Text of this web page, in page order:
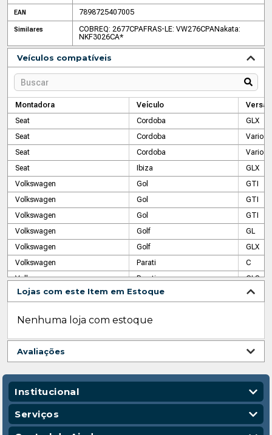
EAN 7898725407005
Similares COBREQ: 2677CPAFRAS-LE: VW276CPANakata:
NKF3026CA*
Veículos compatíveis
Montadora Veículo
Versão
Seat
Cordoba
GLX
Seat
Cordoba
Vario
Seat
Cordoba
Vario
Seat
Ibiza
GLX
Volkswagen
Gol
GTI
Volkswagen
Gol
GTI
Volkswagen
Gol
GTI
Volkswagen
Golf
GL
Volkswagen
Golf
GLX
Volkswagen
Parati
C
Volkswagen
Parati
GLS
Volkswagen
Parati
GLS
Volkswagen
Passat
Volkswagen
Passat
Surf
Volkswagen
Volkswagen
Quantum
CL
Volkswagen
CS
Volkswagen
Santana
CG
Volkswagen
Lojas com este Item em Estoque
Nenhuma loja com estoque
Avaliações
Institucional
Quem Somos
Nossas Lojas
Serviços